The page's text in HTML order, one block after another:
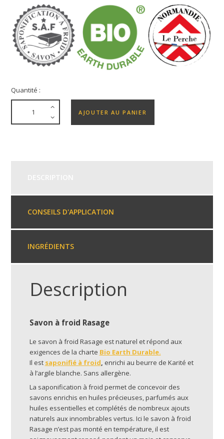
Quantité :
AJOUTER AU PANIER
CONSEILS D'APPLICATION
INGRÉDIENTS
Description
Savon à froid Rasage
Le savon à froid Rasage est naturel et répond aux
exigences de la charte Bio Earth Durable.
Il est saponifié à froid, enrichi au beurre de Karité et
à l’argile blanche. Sans allergène.
La saponification à froid permet de concevoir des
savons enrichis en huiles précieuses, parfumés aux
huiles essentielles et complétés de nombreux ajouts
naturels aux innombrables vertus. Ici le savon à froid
Rasage n’est pas monté en température, il est